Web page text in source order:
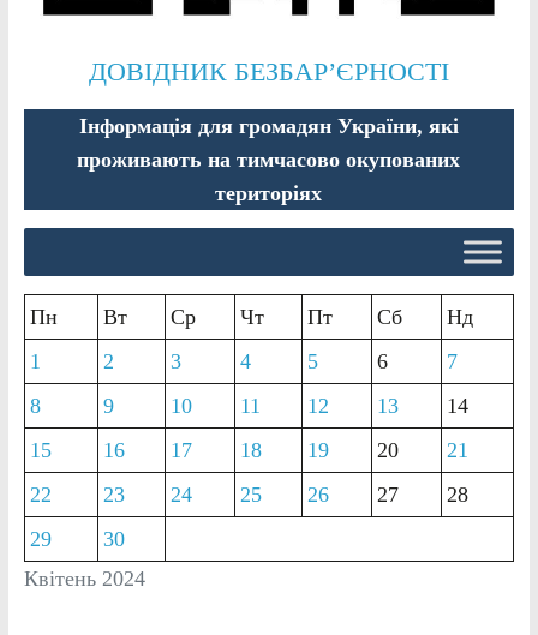
ДОВІДНИК БЕЗБАР’ЄРНОСТІ
Інформація для громадян України, які
проживають на тимчасово окупованих
територіях
Квітень 2024
Пн Вт Ср Чт Пт Сб
Нд
1
2 3 4 5 6
7
8
9 10 11 12 13
14
15
16 17 18 19 20
21
22
23 24 25 26 27
28
29
30